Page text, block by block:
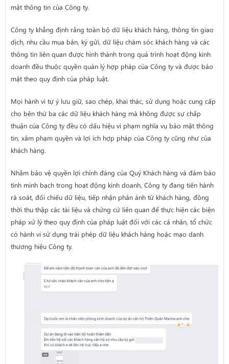
mật thông tin của Công ty.
Công ty khẳng định rằng toàn bộ dữ liệu khách hàng, thông tin giao
dịch, nhu cầu mua bán, ký gửi, dữ liệu chăm sóc khách hàng và các
thông tin liên quan được hình thành trong quá trình hoạt động kinh
doanh đều thuộc quyền quản lý hợp pháp của Công ty và được bảo
mật theo quy định của pháp luật.
Mọi hành vi tự ý lưu giữ, sao chép, khai thác, sử dụng hoặc cung cấp
cho bên thứ ba các dữ liệu khách hàng mà không được sự chấp
thuận của Công ty đều có dấu hiệu vi phạm nghĩa vụ bảo mật thông
tin, xâm phạm quyền và lợi ích hợp pháp của Công ty cũng như của
khách hàng.
Nhằm bảo vệ quyền lợi chính đáng của Quý Khách hàng và đảm bảo
tính minh bạch trong hoạt động kinh doanh, Công ty đang tiến hành
rà soát, đối chiếu dữ liệu, tiếp nhận phản ánh từ khách hàng, đồng
thời thu thập các tài liệu và chứng cứ liên quan để thực hiện các biện
pháp xử lý theo quy định của pháp luật đối với các cá nhân, tổ chức
có hành vi sử dụng trái phép dữ liệu khách hàng hoặc mạo danh
thương hiệu Công ty.